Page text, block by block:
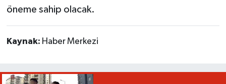
öneme sahip olacak.
Kaynak: Haber Merkezi